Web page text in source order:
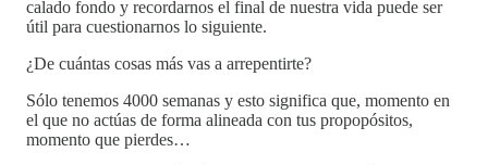
calado fondo y recordarnos el final de nuestra vida puede ser
útil para cuestionarnos lo siguiente.
¿De cuántas cosas más vas a arrepentirte?
Sólo tenemos 4000 semanas y esto significa que, momento en
el que no actúas de forma alineada con tus propopósitos,
momento que pierdes…